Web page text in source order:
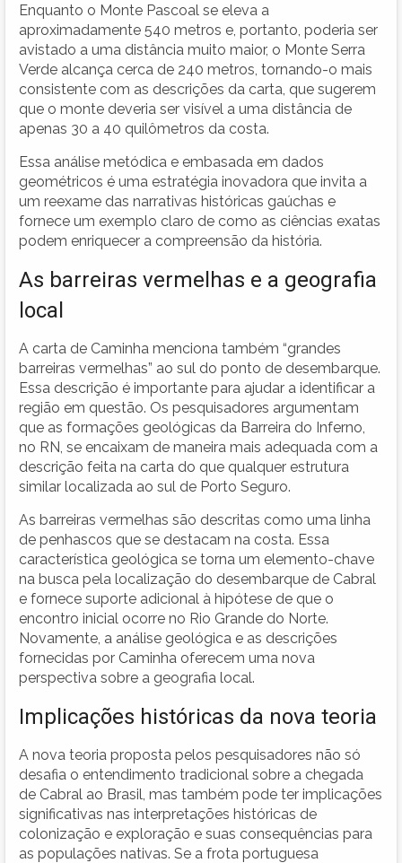
Enquanto o Monte Pascoal se eleva a
aproximadamente 540 metros e, portanto, poderia ser
avistado a uma distância muito maior, o Monte Serra
Verde alcança cerca de 240 metros, tornando-o mais
consistente com as descrições da carta, que sugerem
que o monte deveria ser visível a uma distância de
apenas 30 a 40 quilômetros da costa.
Essa análise metódica e embasada em dados
geométricos é uma estratégia inovadora que invita a
um reexame das narrativas históricas gaúchas e
fornece um exemplo claro de como as ciências exatas
podem enriquecer a compreensão da história.
As barreiras vermelhas e a geografia
local
A carta de Caminha menciona também “grandes
barreiras vermelhas” ao sul do ponto de desembarque.
Essa descrição é importante para ajudar a identificar a
região em questão. Os pesquisadores argumentam
que as formações geológicas da Barreira do Inferno,
no RN, se encaixam de maneira mais adequada com a
descrição feita na carta do que qualquer estrutura
similar localizada ao sul de Porto Seguro.
As barreiras vermelhas são descritas como uma linha
de penhascos que se destacam na costa. Essa
característica geológica se torna um elemento-chave
na busca pela localização do desembarque de Cabral
e fornece suporte adicional à hipótese de que o
encontro inicial ocorre no Rio Grande do Norte.
Novamente, a análise geológica e as descrições
fornecidas por Caminha oferecem uma nova
perspectiva sobre a geografia local.
Implicações históricas da nova teoria
A nova teoria proposta pelos pesquisadores não só
desafia o entendimento tradicional sobre a chegada
de Cabral ao Brasil, mas também pode ter implicações
significativas nas interpretações históricas de
colonização e exploração e suas consequências para
as populações nativas. Se a frota portuguesa